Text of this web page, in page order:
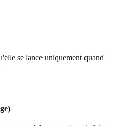
se lance uniquement quand